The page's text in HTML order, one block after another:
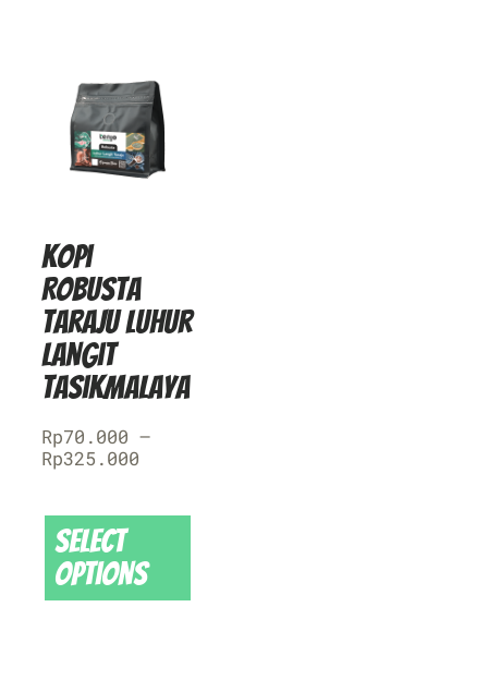
Kopi
Robusta
Taraju Luhur
Langit
Tasikmalaya
Rp70.000 –
Rp325.000
Select
options